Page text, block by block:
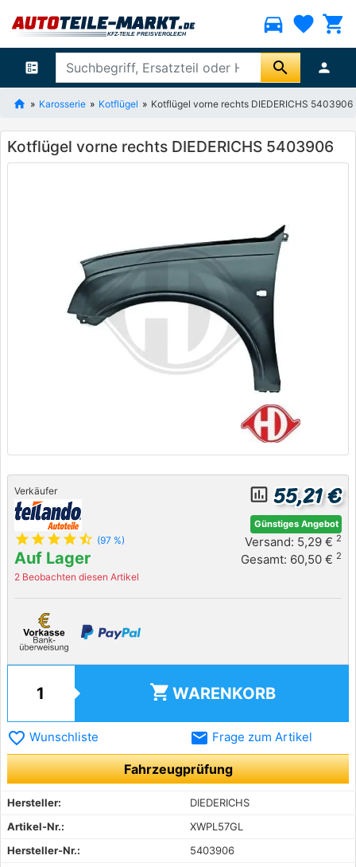
directions_car favorite shopping_cart
ballot search person
Karosserie Kotflügel Kotflügel vorne rechts DIEDERICHS 5403906
Kotflügel vorne rechts DIEDERICHS 5403906
Verkäufer
star star star star star_half (97 %)
Auf Lager
2 Beobachten diesen Artikel
insert_chart_outlined 55,21 €
Günstiges Angebot
Versand: 5,29 € 2
Gesamt: 60,50 € 2
shopping_cart WARENKORB
favorite_border Wunschliste email Frage zum Artikel
Fahrzeugprüfung
Hersteller:
DIEDERICHS
Artikel-Nr.:
XWPL57GL
Hersteller-Nr.:
5403906